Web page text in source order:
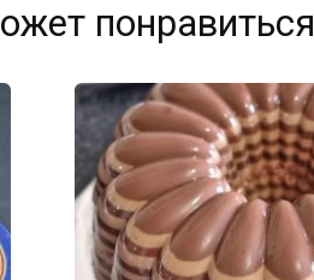
понравиться